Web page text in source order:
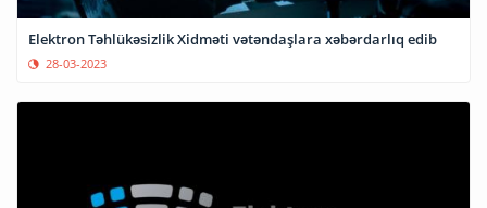
Elektron Təhlükəsizlik Xidməti vətəndaşlara xəbərdarlıq edib
28-03-2023